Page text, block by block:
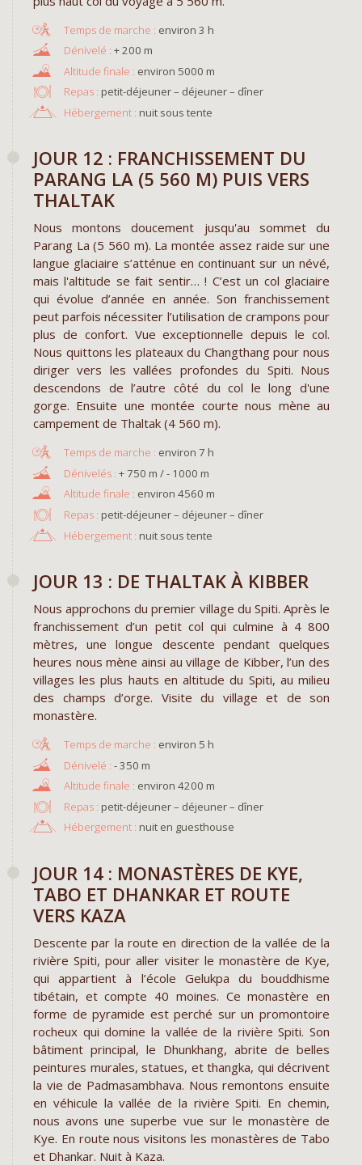
environ 3 h
+ 200 m
environ 5000 m
Repas : petit-déjeuner – déjeuner – dîner
Hébergement : nuit sous tente
JOUR 12 : FRANCHISSEMENT DU
PARANG LA (5 560 M) PUIS VERS
THALTAK
Nous montons doucement jusqu'au sommet du
Parang La (5 560 m). La montée assez raide sur une
langue glaciaire s’atténue en continuant sur un névé,
mais l'altitude se fait sentir… ! C’est un col glaciaire
qui évolue d’année en année. Son franchissement
peut parfois nécessiter l’utilisation de crampons pour
plus de confort. Vue exceptionnelle depuis le col.
Nous quittons les plateaux du Changthang pour nous
diriger vers les vallées profondes du Spiti. Nous
descendons de l’autre côté du col le long d'une
gorge. Ensuite une montée courte nous mène au
campement de Thaltak (4 560 m).
environ 7 h
+ 750 m / - 1000 m
environ 4560 m
Repas : petit-déjeuner – déjeuner – dîner
Hébergement : nuit sous tente
JOUR 13 : DE THALTAK À KIBBER
Nous approchons du premier village du Spiti. Après le
franchissement d’un petit col qui culmine à 4 800
mètres, une longue descente pendant quelques
heures nous mène ainsi au village de Kibber, l’un des
villages les plus hauts en altitude du Spiti, au milieu
des champs d’orge. Visite du village et de son
monastère.
environ 5 h
- 350 m
environ 4200 m
Repas : petit-déjeuner – déjeuner – dîner
Hébergement : nuit en guesthouse
JOUR 14 : MONASTÈRES DE KYE,
TABO ET DHANKAR ET ROUTE
VERS KAZA
Descente par la route en direction de la vallée de la
rivière Spiti, pour aller visiter le monastère de Kye,
qui appartient à l’école Gelukpa du bouddhisme
tibétain, et compte 40 moines. Ce monastère en
forme de pyramide est perché sur un promontoire
rocheux qui domine la vallée de la rivière Spiti. Son
bâtiment principal, le Dhunkhang, abrite de belles
peintures murales, statues, et thangka, qui décrivent
la vie de Padmasambhava. Nous remontons ensuite
en véhicule la vallée de la rivière Spiti. En chemin,
nous avons une superbe vue sur le monastère de
Kye. En route nous visitons les monastères de Tabo
et Dhankar. Nuit à Kaza.